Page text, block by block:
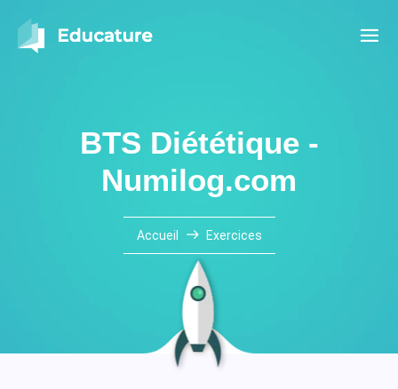
BTS Diététique -
Numilog.com
Accueil Exercices